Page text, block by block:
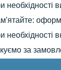
необхідності
необхідності
за